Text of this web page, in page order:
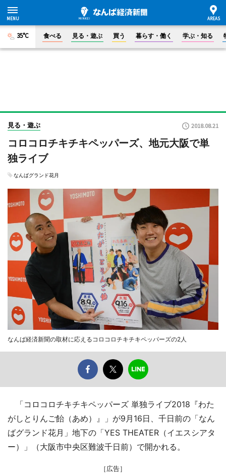
35°C 食べる 見る・遊ぶ 買う 暮らす・働く 学ぶ・知る
見る・遊ぶ 2018.08.21
コロコロチキチキペッパーズ、地元大阪で単
独ライブ
なんばグランド花月
なんば経済新聞の取材に応えるコロコロチキチキペッパーズの2人
「コロコロチキチキペッパーズ 単独ライブ2018『わた
がしとりんご飴（あめ）』」が9月16日、千日前の「なん
ばグランド花月」地下の「YES THEATER（イエスシアタ
ー）」（大阪市中央区難波千日前）で開かれる。
［広告］